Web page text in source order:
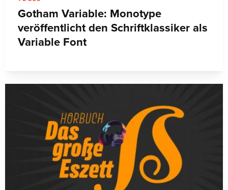
Gotham Variable: Monotype
veröffentlicht den Schriftklassiker als
Variable Font